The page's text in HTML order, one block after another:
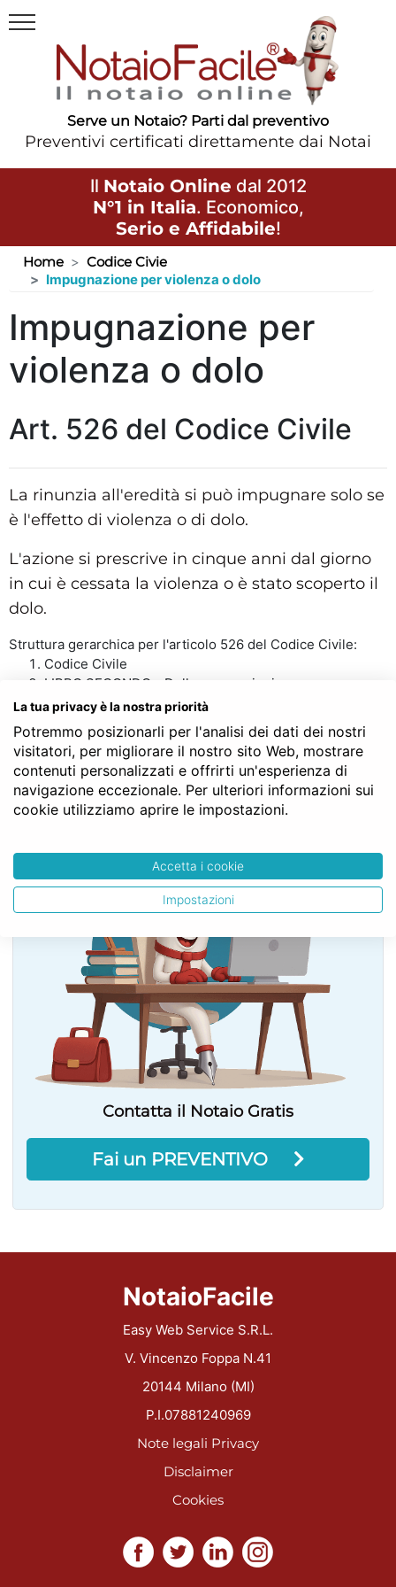
Serve un Notaio? Parti dal preventivo
Preventivi certificati direttamente dai Notai
Il Notaio Online dal 2012
N°1 in Italia. Economico,
Serio e Affidabile!
Home
Codice Civie
Impugnazione per violenza o dolo
Impugnazione per
violenza o dolo
Art. 526 del Codice Civile
La rinunzia all'eredità si può impugnare solo se
è l'effetto di violenza o di dolo.
L'azione si prescrive in cinque anni dal giorno
in cui è cessata la violenza o è stato scoperto il
dolo.
Struttura gerarchica per l'articolo 526 del Codice Civile:
Codice Civile
LIBRO SECONDO - Delle successioni
TITOLO I - Disposizioni generali sulle successioni
Art. 526
SERVE LA CONSULENZA DEL NOTAIO?
Contatta il Notaio Gratis
Fai un PREVENTIVO
NotaioFacile
Easy Web Service S.R.L.
V. Vincenzo Foppa N.41
20144 Milano (MI)
P.I.07881240969
Note legali Privacy
Disclaimer
Cookies
La tua privacy è la nostra priorità
Potremmo posizionarli per l'analisi dei dati dei nostri
visitatori, per migliorare il nostro sito Web, mostrare
contenuti personalizzati e offrirti un'esperienza di
navigazione eccezionale. Per ulteriori informazioni sui
cookie utilizziamo aprire le impostazioni.
Accetta i cookie
Impostazioni